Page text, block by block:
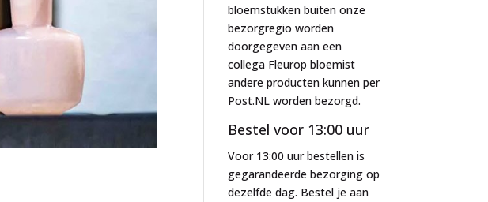
bloemstukken buiten onze
bezorgregio worden
doorgegeven aan een
collega Fleurop bloemist
andere producten kunnen per
Post.NL worden bezorgd.
Bestel voor 13:00 uur
Voor 13:00 uur bestellen is
gegarandeerde bezorging op
dezelfde dag. Bestel je aan